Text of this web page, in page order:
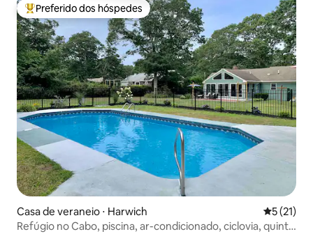
Entre os melhores preferidos dos hóspedes
Preferido dos hóspedes
Casa de veraneio ⋅ Harwich 5 de uma
5 (21)
Refúgio no Cabo, piscina, ar-condicionado, ciclovia, quintal